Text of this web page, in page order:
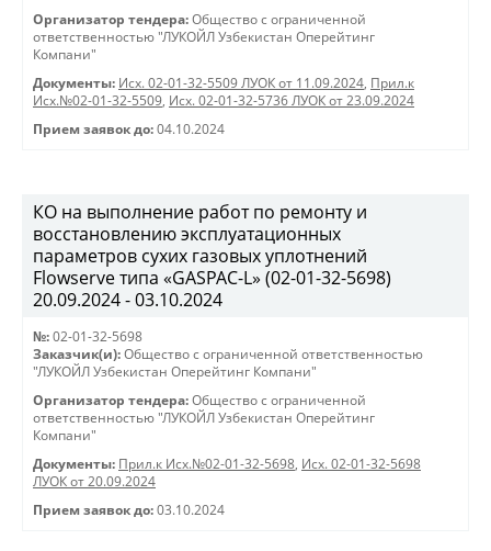
Организатор тендера: Общество с ограниченной
ответственностью "ЛУКОЙЛ Узбекистан Оперейтинг
Компани"
Документы: Исх. 02-01-32-5509 ЛУОК от 11.09.2024, Прил.к
Исх.№02-01-32-5509, Исх. 02-01-32-5736 ЛУОК от 23.09.2024
Прием заявок до: 04.10.2024
КО на выполнение работ по ремонту и
восстановлению эксплуатационных
параметров сухих газовых уплотнений
Flowserve типа «GASPAC-L» (02-01-32-5698)
20.09.2024 - 03.10.2024
№: 02-01-32-5698
Заказчик(и): Общество с ограниченной ответственностью
"ЛУКОЙЛ Узбекистан Оперейтинг Компани"
Организатор тендера: Общество с ограниченной
ответственностью "ЛУКОЙЛ Узбекистан Оперейтинг
Компани"
Документы: Прил.к Исх.№02-01-32-5698, Исх. 02-01-32-5698
ЛУОК от 20.09.2024
Прием заявок до: 03.10.2024